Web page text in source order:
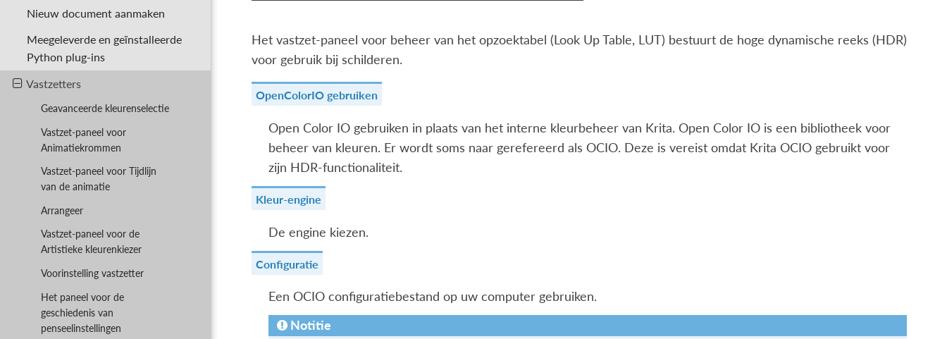
Nieuw document aanmaken
Meegeleverde en geïnstalleerde
Python plug-ins
Vastzetters
Geavanceerde kleurenselectie
Vastzet-paneel voor
Animatiekrommen
Vastzet-paneel voor Tijdlijn
van de animatie
Arrangeer
Vastzet-paneel voor de
Artistieke kleurenkiezer
Voorinstelling vastzetter
Het paneel voor de
geschiedenis van
penseelinstellingen
Het vastzet-paneel voor beheer van het opzoektabel (Look Up Table, LUT) bestuurt de hoge dynamische reeks (HDR)
voor gebruik bij schilderen.
OpenColorIO gebruiken
Open Color IO gebruiken in plaats van het interne kleurbeheer van Krita. Open Color IO is een bibliotheek voor
beheer van kleuren. Er wordt soms naar gerefereerd als OCIO. Deze is vereist omdat Krita OCIO gebruikt voor
zijn HDR-functionaliteit.
Kleur-engine
De engine kiezen.
Configuratie
Een OCIO configuratiebestand op uw computer gebruiken.
Notitie